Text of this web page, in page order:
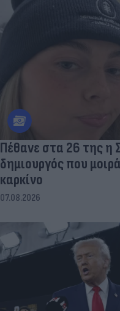
Πέθανε στα 26 της η
δημιουργός που
καρκίνο
07.08.2026